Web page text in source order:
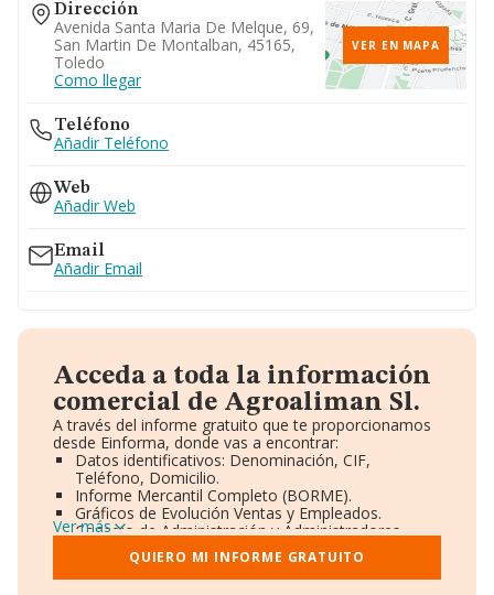
Dirección
Avenida Santa Maria De Melque, 69,
San Martin De Montalban, 45165,
Toledo
Como llegar
VER EN MAPA
Teléfono
Añadir Teléfono
Web
Añadir Web
Email
Añadir Email
Acceda a toda la información
comercial de Agroaliman Sl.
A través del informe gratuito que te proporcionamos
desde Einforma, donde vas a encontrar:
Datos identificativos: Denominación, CIF,
Teléfono, Domicilio.
Informe Mercantil Completo (BORME).
Gráficos de Evolución Ventas y Empleados.
Consejo de Administración y Administradores.
Directivos y Ejecutivos.
Accionistas.
Participaciones y Vinculaciones en otras empresas.
Ver más
QUIERO MI INFORME GRATUITO